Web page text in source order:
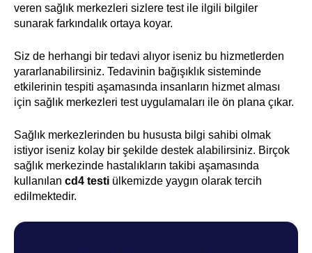
veren sağlık merkezleri sizlere test ile ilgili bilgiler
sunarak farkındalık ortaya koyar.
Siz de herhangi bir tedavi alıyor iseniz bu hizmetlerden
yararlanabilirsiniz. Tedavinin bağışıklık sisteminde
etkilerinin tespiti aşamasında insanların hizmet alması
için sağlık merkezleri test uygulamaları ile ön plana çıkar.
Sağlık merkezlerinden bu hususta bilgi sahibi olmak
istiyor iseniz kolay bir şekilde destek alabilirsiniz. Birçok
sağlık merkezinde hastalıkların takibi aşamasında
kullanılan cd4 testi ülkemizde yaygın olarak tercih
edilmektedir.